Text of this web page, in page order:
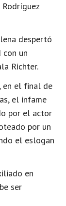
Rodríguez
despertó
un
Richter.
en el final de
el infame
por el actor
por un
el eslogan
en
ser